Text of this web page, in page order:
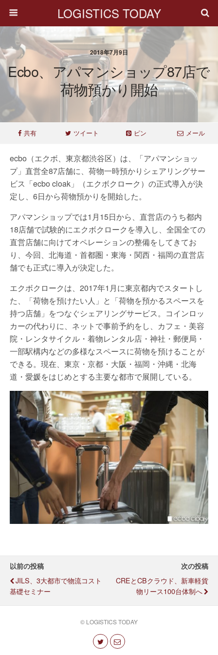
LOGISTICS TODAY
2018年7月9日
Ecbo、アパマンショップ87店で
荷物預かり開始
共有 ツイート ピン メール
ecbo（エクボ、東京都渋谷区）は、「アパマンショッ
プ」直営全87店舗に、荷物一時預かりシェアリングサー
ビス「ecbo cloak」（エクボクローク）の正式導入が決
定し、6日から荷物預かりを開始した。
アパマンショップでは1月15日から、直営店のうち都内
18店舗で試験的にエクボクロークを導入し、全国全ての
直営店舗に向けてオペレーションの整備をしてきてお
り、今回、北海道・首都圏・東海・関西・福岡の直営店
舗でも正式に導入が決定した。
エクボクロークは、2017年1月に東京都内でスタートし
た、「荷物を預けたい人」と「荷物を預かるスペースを
持つ店舗」をつなぐシェアリングサービス。コインロッ
カーの代わりに、ネットで事前予約をし、カフェ・美容
院・レンタサイクル・着物レンタル店・神社・郵便局・
一部駅構内などの多様なスペースに荷物を預けることが
できる。現在、東京・京都・大阪・福岡・沖縄・北海
道・愛媛をはじめとする主要な都市で展開している。
以前の投稿
JILS、3大都市で物流コスト
基礎セミナー
次の投稿
CREとCBクラウド、新車軽貨
物リース100台体制へ
© LOGISTICS TODAY